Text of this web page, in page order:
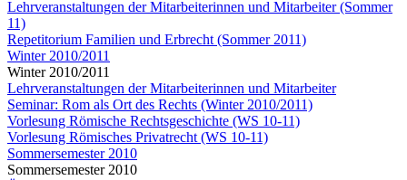
Lehrveranstaltungen der Mitarbeiterinnen und Mitarbeiter (Sommer
11)
Repetitorium Familien und Erbrecht (Sommer 2011)
Winter 2010/2011
Winter 2010/2011
Lehrveranstaltungen der Mitarbeiterinnen und Mitarbeiter
Seminar: Rom als Ort des Rechts (Winter 2010/2011)
Vorlesung Römische Rechtsgeschichte (WS 10-11)
Vorlesung Römisches Privatrecht (WS 10-11)
Sommersemester 2010
Sommersemester 2010